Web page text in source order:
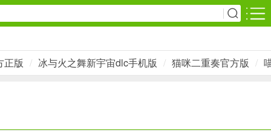
影音播放
正版 / 冰与火之舞新宇宙dlc手机版 / 猫咪二重奏官方版 /